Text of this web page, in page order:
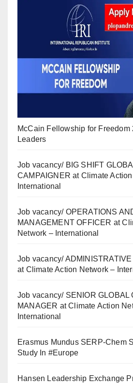
McCain Fellowship for Freedom
Leaders
Job vacancy/ BIG SHIFT
CAMPAIGNER at Climate
International
Job vacancy/ OPERATIONS
MANAGEMENT OFFICER at
Network – International
Job vacancy/
at Climate Action Network –
Job vacancy/ SENIOR GLOBAL
MANAGER at Climate Action
International
Erasmus Mundus SERP-Chem
Study In #Europe
Hansen Leadership Exchange